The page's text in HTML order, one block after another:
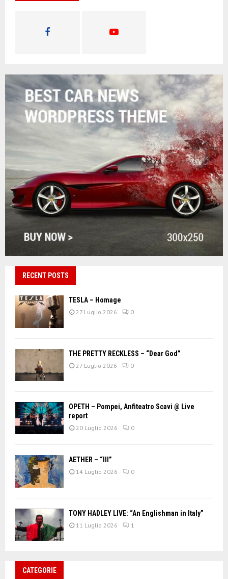
RECENT POSTS
TESLA – Homage
27 Luglio 2026 0
THE PRETTY RECKLESS – “Dear God”
27 Luglio 2026 0
OPETH – Pompei, Anfiteatro Scavi @ Live
report
20 Luglio 2026 0
AETHER – “III”
14 Luglio 2026 0
TONY HADLEY LIVE: “An Englishman in Italy”
11 Luglio 2026 1
CATEGORIE